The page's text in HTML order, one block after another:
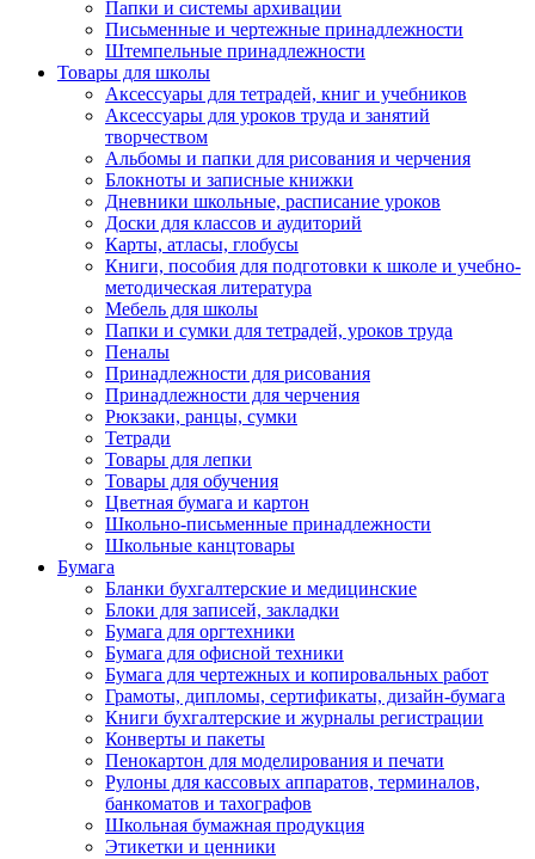
Папки и системы архивации
Письменные и чертежные принадлежности
Штемпельные принадлежности
Товары для школы
Аксессуары для тетрадей, книг и учебников
Аксессуары для уроков труда и занятий
творчеством
Альбомы и папки для рисования и черчения
Блокноты и записные книжки
Дневники школьные, расписание уроков
Доски для классов и аудиторий
Карты, атласы, глобусы
Книги, пособия для подготовки к школе и учебно-
методическая литература
Мебель для школы
Папки и сумки для тетрадей, уроков труда
Пеналы
Принадлежности для рисования
Принадлежности для черчения
Рюкзаки, ранцы, сумки
Тетради
Товары для лепки
Товары для обучения
Цветная бумага и картон
Школьно-письменные принадлежности
Школьные канцтовары
Бумага
Бланки бухгалтерские и медицинские
Блоки для записей, закладки
Бумага для оргтехники
Бумага для офисной техники
Бумага для чертежных и копировальных работ
Грамоты, дипломы, сертификаты, дизайн-бумага
Книги бухгалтерские и журналы регистрации
Конверты и пакеты
Пенокартон для моделирования и печати
Рулоны для кассовых аппаратов, терминалов,
банкоматов и тахографов
Школьная бумажная продукция
Этикетки и ценники